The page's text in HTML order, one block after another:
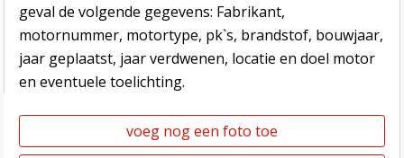
geval de volgende gegevens: Fabrikant,
motornummer, motortype, pk`s, brandstof, bouwjaar,
jaar geplaatst, jaar verdwenen, locatie en doel motor
en eventuele toelichting.